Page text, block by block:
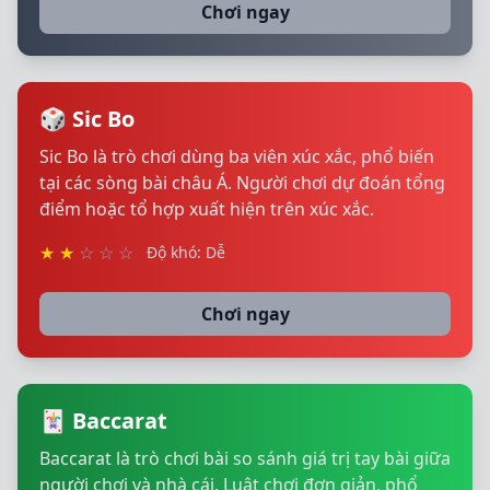
Chơi ngay
🎲 Sic Bo
Sic Bo là trò chơi dùng ba viên xúc xắc, phổ biến
tại các sòng bài châu Á. Người chơi dự đoán tổng
điểm hoặc tổ hợp xuất hiện trên xúc xắc.
★ ★ ☆ ☆ ☆ Độ khó: Dễ
Chơi ngay
🃏 Baccarat
Baccarat là trò chơi bài so sánh giá trị tay bài giữa
người chơi và nhà cái. Luật chơi đơn giản, phổ